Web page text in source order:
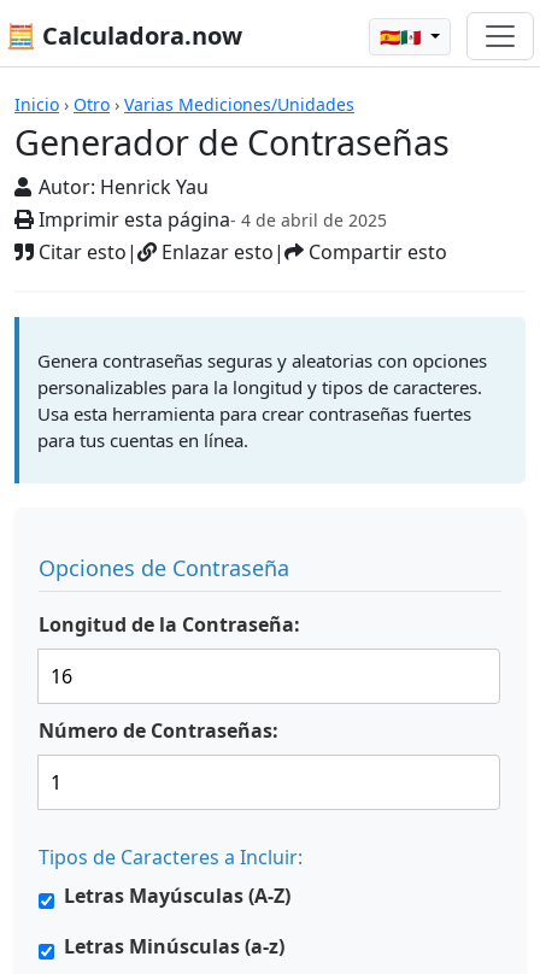
🧮 Calculadora.now 🇪🇸🇲🇽
Inicio › Otro › Varias Mediciones/Unidades
Generador de Contraseñas
Autor: Henrick Yau
Imprimir esta página- 4 de abril de 2025
Citar esto| Enlazar esto| Compartir esto
Calculadoras
Genera contraseñas seguras y aleatorias con opciones
personalizables para la longitud y tipos de caracteres.
Usa esta herramienta para crear contraseñas fuertes
para tus cuentas en línea.
Opciones de Contraseña
Longitud de la Contraseña:
Número de Contraseñas:
Tipos de Caracteres a Incluir:
Letras Mayúsculas (A-Z)
Letras Minúsculas (a-z)